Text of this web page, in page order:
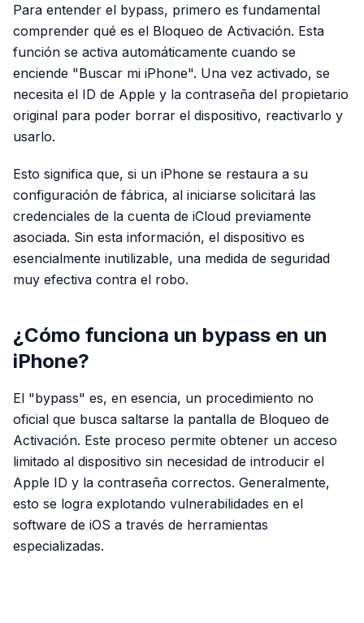
Para entender el bypass, primero es fundamental
comprender qué es el Bloqueo de Activación. Esta
función se activa automáticamente cuando se
enciende "Buscar mi iPhone". Una vez activado, se
necesita el ID de Apple y la contraseña del propietario
original para poder borrar el dispositivo, reactivarlo y
usarlo.
Esto significa que, si un iPhone se restaura a su
configuración de fábrica, al iniciarse solicitará las
credenciales de la cuenta de iCloud previamente
asociada. Sin esta información, el dispositivo es
esencialmente inutilizable, una medida de seguridad
muy efectiva contra el robo.
¿Cómo funciona un bypass en un
iPhone?
El "bypass" es, en esencia, un procedimiento no
oficial que busca saltarse la pantalla de Bloqueo de
Activación. Este proceso permite obtener un acceso
limitado al dispositivo sin necesidad de introducir el
Apple ID y la contraseña correctos. Generalmente,
esto se logra explotando vulnerabilidades en el
software de iOS a través de herramientas
especializadas.